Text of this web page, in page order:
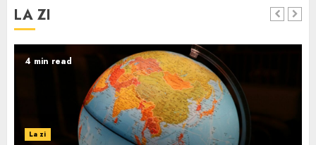
LA ZI
4 min read
La zi